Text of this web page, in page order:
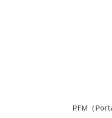
PFM（